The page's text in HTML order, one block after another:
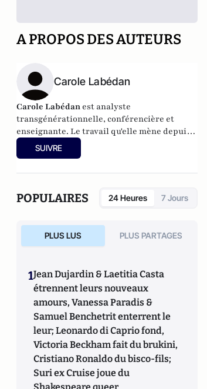
A PROPOS DES AUTEURS
Carole Labédan
Carole Labédan est analyste
transgénérationnelle, conférencière et
enseignante. Le travail qu'elle mène depuis
vingt ans est fondé sur la croisée de
l'inconscient familial avec le désir de
SUIVRE
POPULAIRES 24 Heures 7 Jours
PLUS LUS PLUS PARTAGES
1Jean Dujardin & Laetitia Casta
étrennent leurs nouveaux
amours, Vanessa Paradis &
Samuel Benchetrit enterrent le
leur; Leonardo di Caprio fond,
Victoria Beckham fait du brukini,
Cristiano Ronaldo du bisco-fils;
Suri ex Cruise joue du